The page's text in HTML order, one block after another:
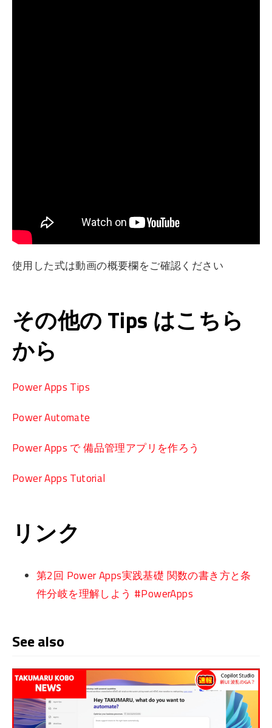
使用した式は動画の概要欄をご確認ください
その他の Tips はこちら
から
Power Apps Tips
Power Automate
Power Apps で 備品管理アプリを作ろう
Power Apps Tutorial
リンク
第2回 Power Apps実践基礎 関数の書き方と条
件分岐を理解しよう #PowerApps
See also